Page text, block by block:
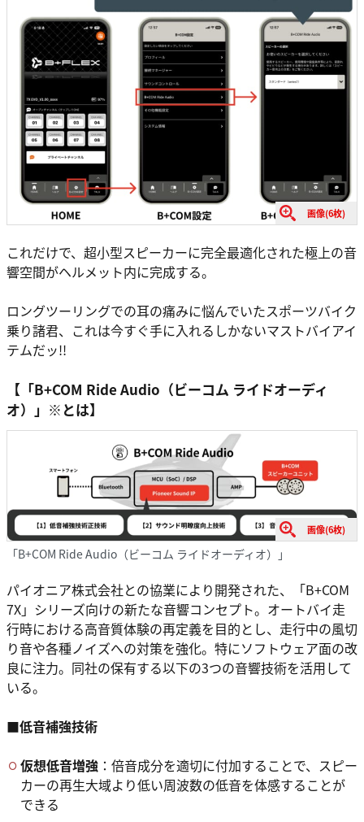
画像(6枚)
これだけで、超小型スピーカーに完全最適化された極上の音
響空間がヘルメット内に完成する。
ロングツーリングでの耳の痛みに悩んでいたスポーツバイク
乗り諸君、これは今すぐ手に入れるしかないマストバイアイ
テムだッ!!
【「B+COM Ride Audio（ビーコム ライドオーディ
オ）」※とは】
画像(6枚)
「B+COM Ride Audio（ビーコム ライドオーディオ）」
パイオニア株式会社との協業により開発された、「B+COM
7X」シリーズ向けの新たな音響コンセプト。オートバイ走
行時における高音質体験の再定義を目的とし、走行中の風切
り音や各種ノイズへの対策を強化。特にソフトウェア面の改
良に注力。同社の保有する以下の3つの音響技術を活用して
いる。
■低音補強技術
仮想低音増強 ：倍音成分を適切に付加することで、スピー
カーの再生大域より低い周波数の低音を体感することが
できる